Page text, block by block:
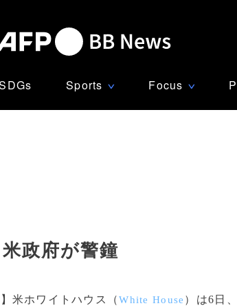
Sports ∨ Focus ∨
政府が警鐘
】米ホワイトハウス（White House ）は6日、